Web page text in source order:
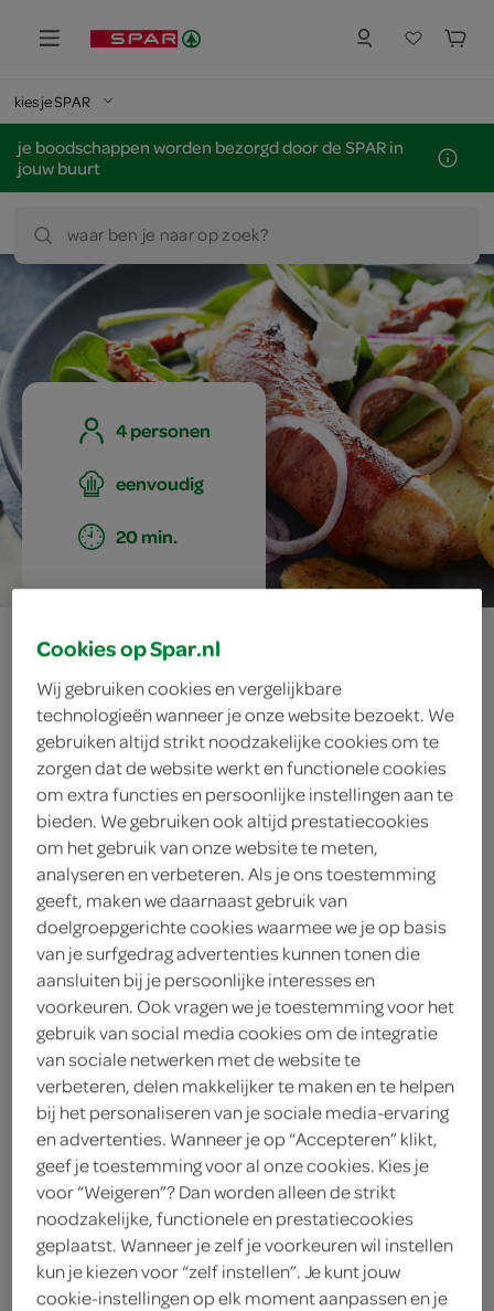
kies je SPAR
je boodschappen worden bezorgd door de SPAR in
jouw buurt
waar ben je naar op zoek?
4 personen
eenvoudig
20 min.
provençaalse
aardappeltjes
met
hamsaucijsjes en
spinaziesalade
ingrediënten
2 eetlepels kant-en-klare dressing
2 eetlepels vinaigrettes
50 gram zachte geitenkaas
1 rode ui
2 eetlepels zongedroogde
tomaatjes
Cookies op Spar.nl
Wij gebruiken cookies en vergelijkbare
technologieën wanneer je onze website bezoekt. We
gebruiken altijd strikt noodzakelijke cookies om te
zorgen dat de website werkt en functionele cookies
om extra functies en persoonlijke instellingen aan te
bieden. We gebruiken ook altijd prestatiecookies
om het gebruik van onze website te meten,
analyseren en verbeteren. Als je ons toestemming
geeft, maken we daarnaast gebruik van
doelgroepgerichte cookies waarmee we je op basis
van je surfgedrag advertenties kunnen tonen die
aansluiten bij je persoonlijke interesses en
voorkeuren. Ook vragen we je toestemming voor het
gebruik van social media cookies om de integratie
van sociale netwerken met de website te
verbeteren, delen makkelijker te maken en te helpen
bij het personaliseren van je sociale media-ervaring
en advertenties. Wanneer je op “Accepteren” klikt,
geef je toestemming voor al onze cookies. Kies je
voor “Weigeren”? Dan worden alleen de strikt
noodzakelijke, functionele en prestatiecookies
geplaatst. Wanneer je zelf je voorkeuren wil instellen
kun je kiezen voor “zelf instellen”. Je kunt jouw
cookie-instellingen op elk moment aanpassen en je